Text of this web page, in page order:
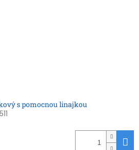
s pomocnou linajkou